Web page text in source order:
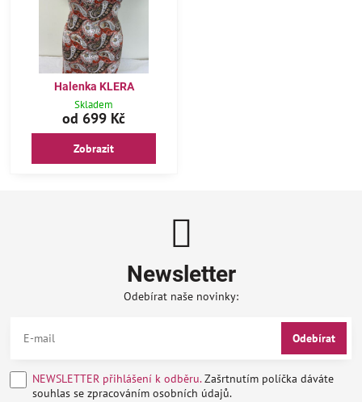
Halenka KLERA
Skladem
od 699 Kč
Zobrazit
Newsletter
Odebírat naše novinky:
Odebírat
NEWSLETTER přihlášení k odběru.Zašrtnutím políčka dáváte
souhlas se zpracováním osobních údajů.